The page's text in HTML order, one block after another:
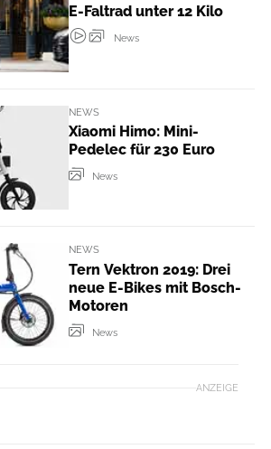
E-Faltrad unter 12 Kilo
News
NEWS
Xiaomi Himo: Mini-
Pedelec für 230 Euro
News
NEWS
Tern Vektron 2019: Drei
neue E-Bikes mit Bosch-
Motoren
News
ANZEIGE